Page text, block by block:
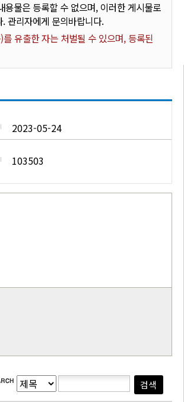
물은 등록할 수 없으며, 이러한 게시물로
관리자에게 문의바랍니다.
유출한 자는 처벌될 수 있으며, 등록된
2023-05-24
103503